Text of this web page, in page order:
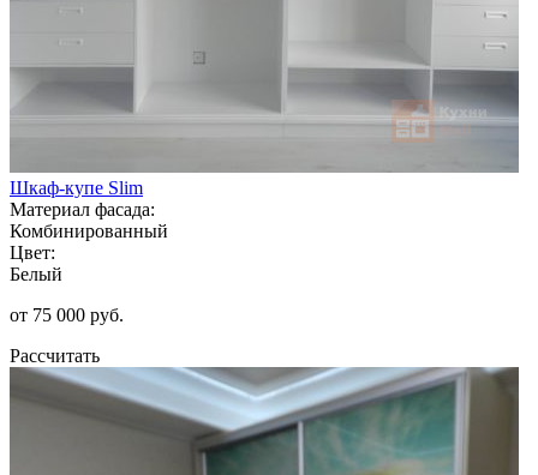
Шкаф-купе Slim
Материал фасада:
Комбинированный
Цвет:
Белый
от 75 000 руб.
Рассчитать